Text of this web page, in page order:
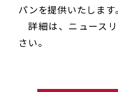
パンを提供いたします。
詳細は、ニュース
さい。